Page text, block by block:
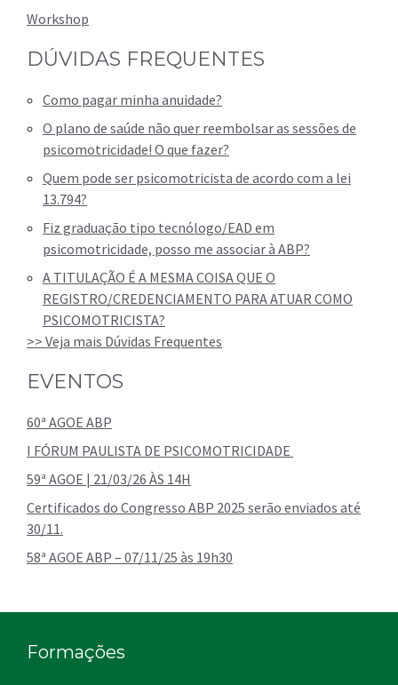
Workshop
DÚVIDAS FREQUENTES
Como pagar minha anuidade?
O plano de saúde não quer reembolsar as sessões de
psicomotricidade! O que fazer?
Quem pode ser psicomotricista de acordo com a lei
13.794?
Fiz graduação tipo tecnólogo/EAD em
psicomotricidade, posso me associar à ABP?
A TITULAÇÃO É A MESMA COISA QUE O
REGISTRO/CREDENCIAMENTO PARA ATUAR COMO
PSICOMOTRICISTA?
>> Veja mais Dúvidas Frequentes
EVENTOS
60ª AGOE ABP
I FÓRUM PAULISTA DE PSICOMOTRICIDADE
59ª AGOE | 21/03/26 ÀS 14H
Certificados do Congresso ABP 2025 serão enviados até
30/11.
58ª AGOE ABP – 07/11/25 às 19h30
Formações